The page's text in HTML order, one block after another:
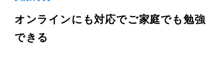
オンラインにも対応でご家庭でも勉強
できる